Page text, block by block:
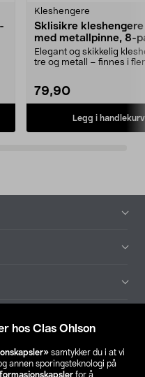
hos Clas Ohlson
samtykker du i at vi
annen sporingsteknologi på
for å
Kleshengere
Sklisikre
med metallpinne, 8-
Elegant og skikkelig
tre og metall – finnes i
79,90
Legg i handlekurv